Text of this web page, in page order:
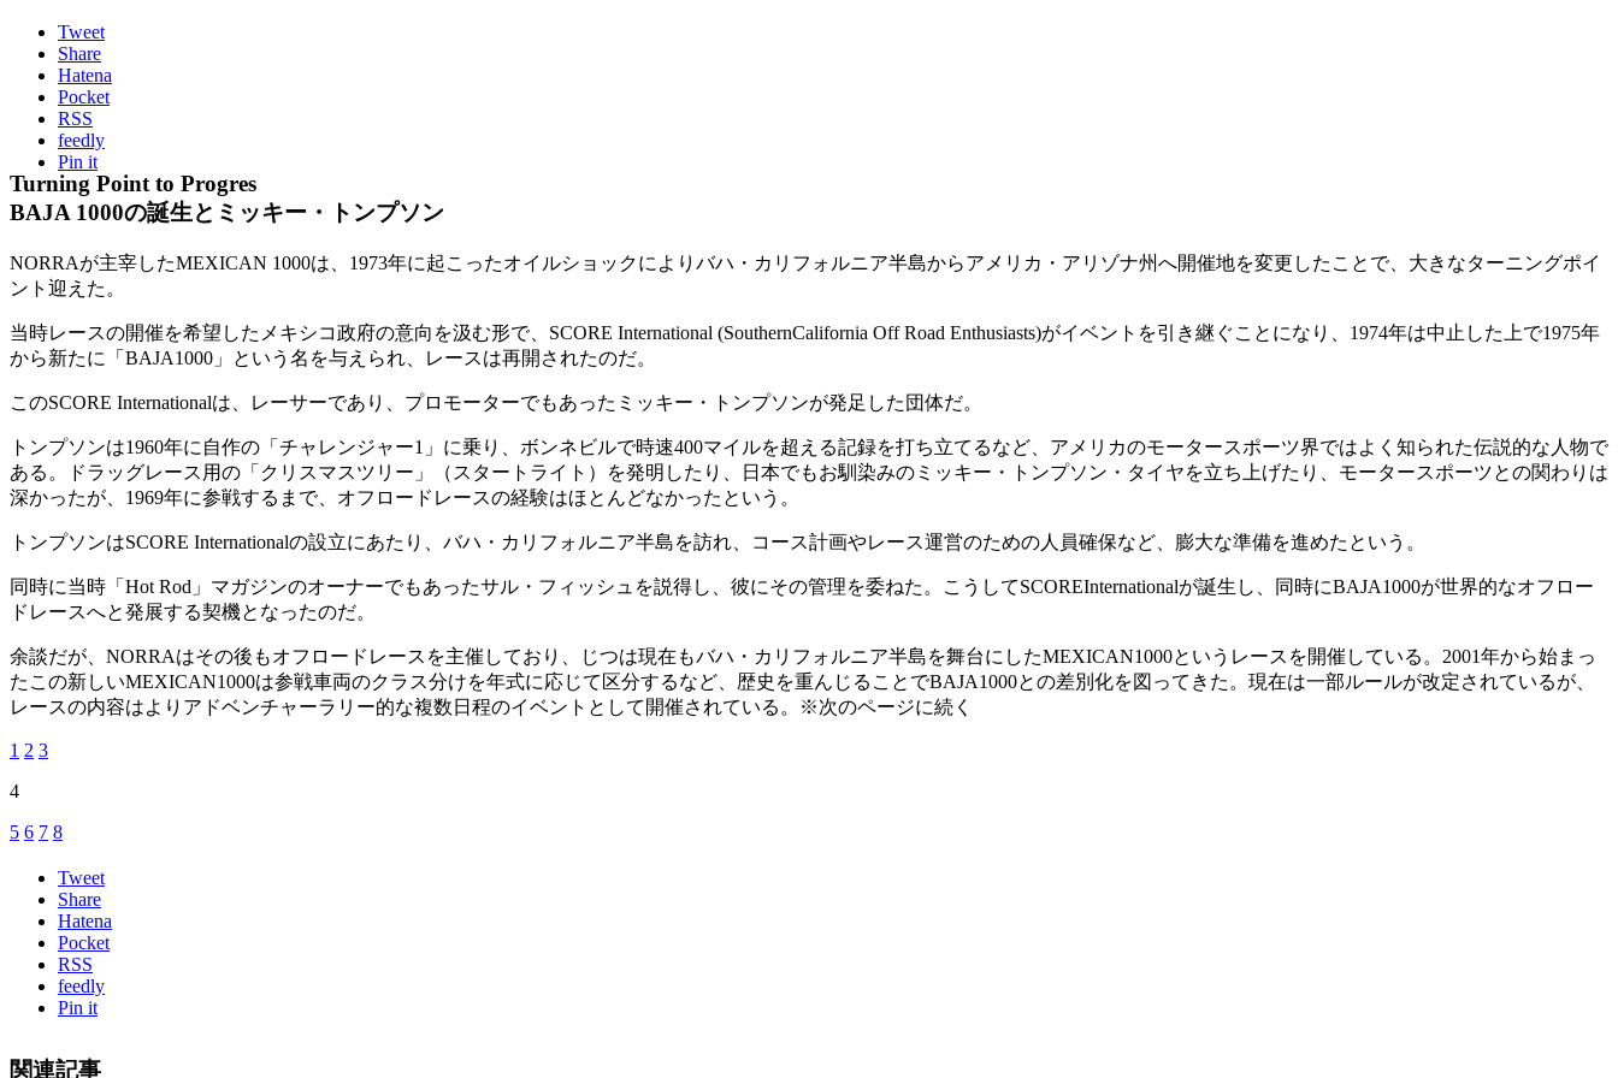
Tweet
Share
Hatena
Pocket
RSS
feedly
Pin it
Turning Point to Progres
BAJA 1000の誕生とミッキー・トンプソン
NORRAが主宰したMEXICAN 1000は、1973年に起こったオイルショックによりバハ・カリフォルニア半島からアメリカ・アリゾナ州へ開催地を変更したことで、大きなターニングポイ
ント迎えた。
当時レースの開催を希望したメキシコ政府の意向を汲む形で、SCORE International (SouthernCalifornia Off Road Enthusiasts)がイベントを引き継ぐことになり、1974年は中止した上で1975年
から新たに「BAJA1000」という名を与えられ、レースは再開されたのだ。
このSCORE Internationalは、レーサーであり、プロモーターでもあったミッキー・トンプソンが発足した団体だ。
トンプソンは1960年に自作の「チャレンジャー1」に乗り、ボンネビルで時速400マイルを超える記録を打ち立てるなど、アメリカのモータースポーツ界ではよく知られた伝説的な人物で
ある。ドラッグレース用の「クリスマスツリー」（スタートライト）を発明したり、日本でもお馴染みのミッキー・トンプソン・タイヤを立ち上げたり、モータースポーツとの関わりは
深かったが、1969年に参戦するまで、オフロードレースの経験はほとんどなかったという。
トンプソンはSCORE Internationalの設立にあたり、バハ・カリフォルニア半島を訪れ、コース計画やレース運営のための人員確保など、膨大な準備を進めたという。
同時に当時「Hot Rod」マガジンのオーナーでもあったサル・フィッシュを説得し、彼にその管理を委ねた。こうしてSCOREInternationalが誕生し、同時にBAJA1000が世界的なオフロー
ドレースへと発展する契機となったのだ。
余談だが、NORRAはその後もオフロードレースを主催しており、じつは現在もバハ・カリフォルニア半島を舞台にしたMEXICAN1000というレースを開催している。2001年から始まっ
たこの新しいMEXICAN1000は参戦車両のクラス分けを年式に応じて区分するなど、歴史を重んじることでBAJA1000との差別化を図ってきた。現在は一部ルールが改定されているが、
レースの内容はよりアドベンチャーラリー的な複数日程のイベントとして開催されている。※次のページに続く
1 2 3
4
5 6 7 8
Tweet
Share
Hatena
Pocket
RSS
feedly
Pin it
関連記事